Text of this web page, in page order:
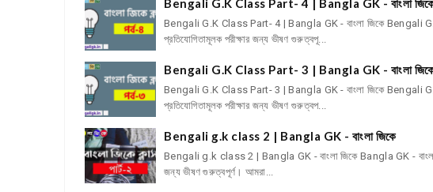
Bengali G.K Class Part- 4 | Bangla GK - বাংলা
Bengali G.K Class Part- 4 | Bangla GK - বাংলা জিকে Bengali
প্রতিযোগিতামূলক পরীক্ষার জন্য ভীষণ গুরুত্বপূ...
Bengali G.K Class Part- 3 | Bangla GK - বাংলা
Bengali G.K Class Part- 3 | Bangla GK - বাংলা জিকে Bengali
প্রতিযোগিতামূলক পরীক্ষার জন্য ভীষণ গুরুত্বপ...
Bengali g.k class 2 | Bangla GK - বাংলা জিকে
Bengali g.k class 2 | Bangla GK - বাংলা জিকে Bangla GK - বাংলা
জন্য ভীষণ গুরুত্বপূর্ণ। আমরা...